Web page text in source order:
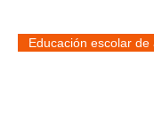
Educación escolar de